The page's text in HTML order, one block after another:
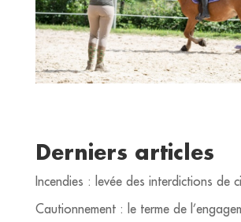
Derniers articles
Incendies : levée des interdictions de
Cautionnement : le terme de